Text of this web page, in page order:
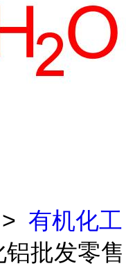
> 有机化工
批发零售